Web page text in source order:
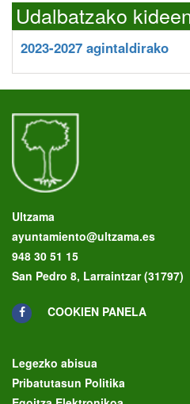
Udalbatzako
2023-2027 agintaldirako
Ultzama
ayuntamiento@ultzama.es
948 30 51 15
San Pedro 8, Larraintzar (31797)
COOKIEN PANELA
Legezko abisua
Pribatutasun Politika